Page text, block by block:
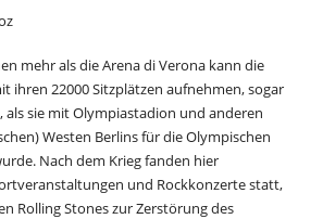
mehr als die Arena di Verona kann die
ihren 22000 Sitzplätzen aufnehmen, sogar
als sie mit Olympiastadion und anderen
Westen Berlins für die Olympischen
Nach dem Krieg fanden hier
und Rockkonzerte statt,
Rolling Stones zur Zerstörung des